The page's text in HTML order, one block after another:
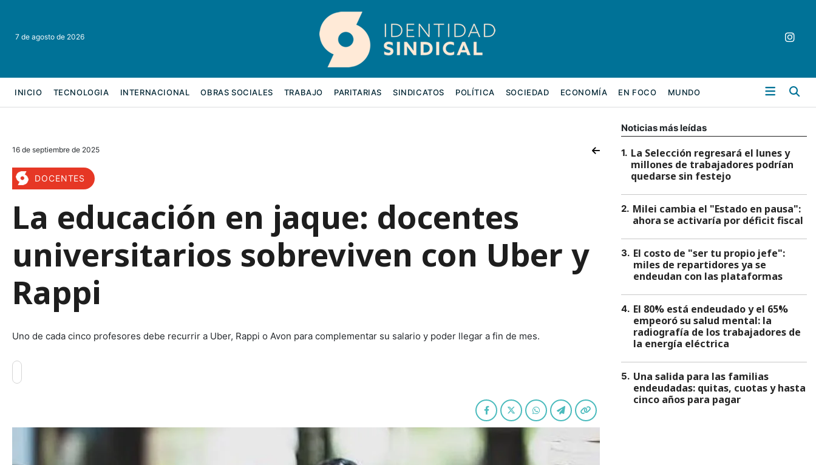
7 de agosto de 2026
INICIO TECNOLOGIA INTERNACIONAL OBRAS SOCIALES TRABAJO PARITARIAS SINDICATOS POLÍTICA SOCIEDAD ECONOMÍA EN FOCO MUNDO
16 de septiembre de 2025
DOCENTES
La educación en jaque: docentes
universitarios sobreviven con Uber y
Rappi
Uno de cada cinco profesores debe recurrir a Uber, Rappi o Avon para complementar su salario y poder llegar a fin de mes.
Noticias más leídas
1. La Selección regresará el lunes y
millones de trabajadores podrían
quedarse sin festejo
2. Milei cambia el "Estado en pausa":
ahora se activaría por déficit fiscal
3. El costo de "ser tu propio jefe":
miles de repartidores ya se
endeudan con las plataformas
4. El 80% está endeudado y el 65%
empeoró su salud mental: la
radiografía de los trabajadores de
la energía eléctrica
5. Una salida para las familias
endeudadas: quitas, cuotas y hasta
cinco años para pagar